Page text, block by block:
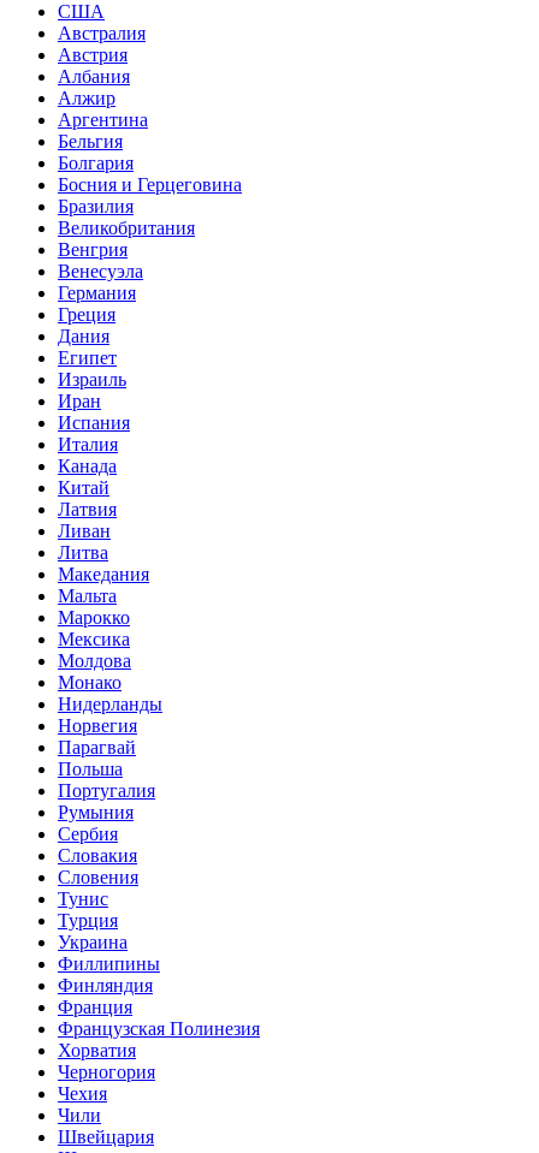
США
Австралия
Австрия
Албания
Алжир
Аргентина
Бельгия
Болгария
Босния и Герцеговина
Бразилия
Великобритания
Венгрия
Венесуэла
Германия
Греция
Дания
Египет
Израиль
Иран
Испания
Италия
Канада
Китай
Латвия
Ливан
Литва
Македания
Мальта
Марокко
Мексика
Молдова
Монако
Нидерланды
Норвегия
Парагвай
Польша
Португалия
Румыния
Сербия
Словакия
Словения
Тунис
Турция
Украина
Филлипины
Финляндия
Франция
Французская Полинезия
Хорватия
Черногория
Чехия
Чили
Швейцария